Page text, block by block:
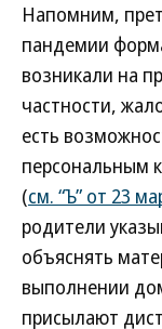
Напомним,
пандемии
возникали на
частности,
есть
персональным
(см. “Ъ” от 23
родители
объяснять
выполнении
присылают